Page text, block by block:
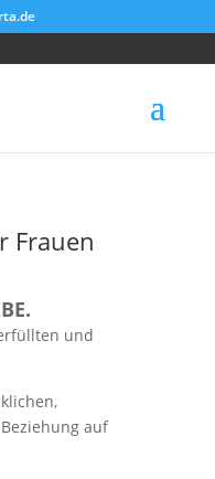
Frauen
und
auf